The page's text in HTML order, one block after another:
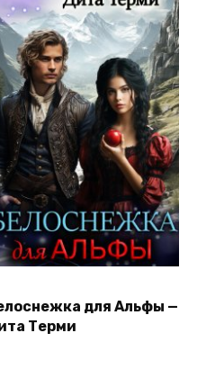
для Альфы —
Терми